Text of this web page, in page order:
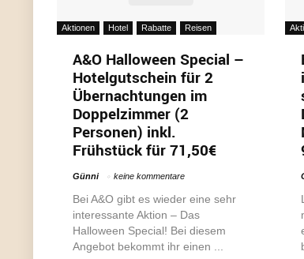
Aktionen Hotel Rabatte Reisen
A&O Halloween Special –
Hotelgutschein für 2
Übernachtungen im
Doppelzimmer (2
Personen) inkl.
Frühstück für 71,50€
Günni keine kommentare
Bei A&O gibt es wieder eine sehr
interessante Aktion – Das
Halloween Special! Bei diesem
Angebot bekommt ihr einen ...